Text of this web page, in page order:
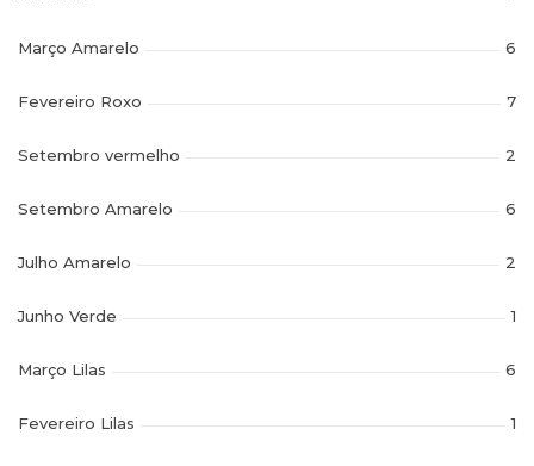
Março Amarelo 6
Fevereiro Roxo 7
Setembro vermelho 2
Setembro Amarelo 6
Julho Amarelo 2
Junho Verde 1
Março Lilas 6
Fevereiro Lilas 1